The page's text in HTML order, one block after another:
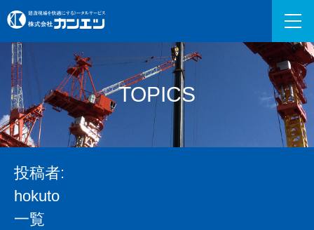
TOPICS
投稿者:
hokuto
一覧